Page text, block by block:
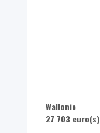
Wallonie
27 703 euro(s)